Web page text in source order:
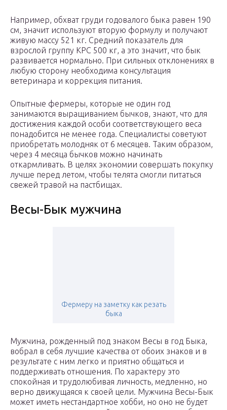
Например, обхват груди годовалого быка равен 190
см, значит используют вторую формулу и получают
живую массу 521 кг. Средний показатель для
взрослой группу КРС 500 кг, а это значит, что бык
развивается нормально. При сильных отклонениях в
любую сторону необходима консультация
ветеринара и коррекция питания.
Опытные фермеры, которые не один год
занимаются выращиванием бычков, знают, что для
достижения каждой особи соответствующего веса
понадобится не менее года. Специалисты советуют
приобретать молодняк от 6 месяцев. Таким образом,
через 4 месяца бычков можно начинать
откармливать. В целях экономии совершать покупку
лучше перед летом, чтобы телята смогли питаться
свежей травой на пастбищах.
Весы-Бык мужчина
Фермеру на заметку как резать
быка
Мужчина, рожденный под знаком Весы в год Быка,
вобрал в себя лучшие качества от обоих знаков и в
результате с ним легко и приятно общаться и
поддерживать отношения. По характеру это
спокойная и трудолюбивая личность, медленно, но
верно движущаяся к своей цели. Мужчина Весы-Бык
может иметь нестандартное хобби, но оно не будет